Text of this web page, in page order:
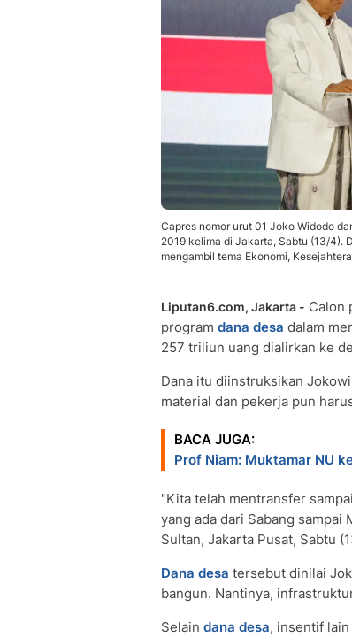
Capres nomor urut 01 Joko Widodo
2019 kelima di Jakarta, Sabtu (13/4).
mengambil tema Ekonomi,
Liputan6.com, Jakarta - Calon
program dana desa dalam
257 triliun uang dialirkan ke
Dana itu diinstruksikan
material dan pekerja pun
BACA JUGA:
Prof Niam: Muktamar NU
"Kita telah mentransfer
yang ada dari Sabang sampai
Sultan, Jakarta Pusat, Sabtu
Dana desa tersebut dinilai
bangun. Nantinya,
Selain dana desa, insentif